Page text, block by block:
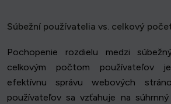
Súbežní používatelia vs. celkový
Pochopenie rozdielu medzi
celkovým počtom používateľov
efektívnu správu webových
používateľov sa vzťahuje na